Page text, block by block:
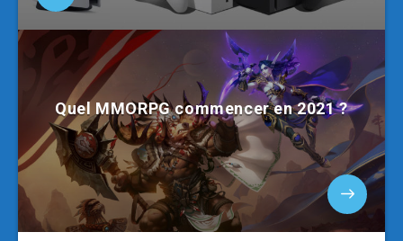
Quel MMORPG commencer en 2021 ?